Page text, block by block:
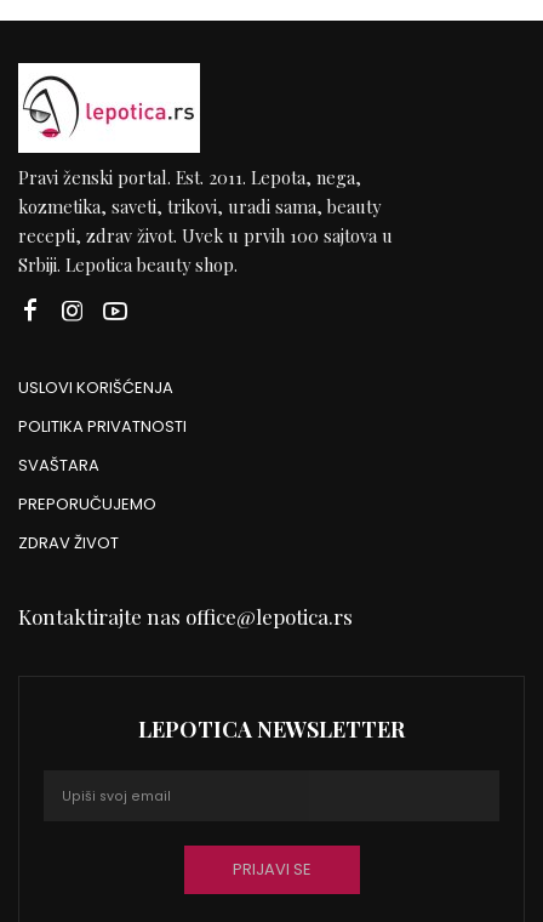
Pravi ženski portal. Est. 2011. Lepota, nega,
kozmetika, saveti, trikovi, uradi sama, beauty
recepti, zdrav život. Uvek u prvih 100 sajtova u
Srbiji. Lepotica beauty shop.
USLOVI KORIŠĆENJA
POLITIKA PRIVATNOSTI
SVAŠTARA
PREPORUČUJEMO
ZDRAV ŽIVOT
Kontaktirajte nas office@lepotica.rs
LEPOTICA NEWSLETTER